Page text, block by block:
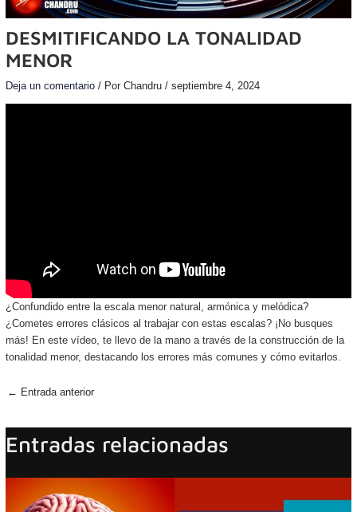
DESMITIFICANDO LA TONALIDAD
MENOR
Deja un comentario / Por Chandru / septiembre 4, 2024
¿Confundido entre la escala menor natural, armónica y melódica?
¿Cometes errores clásicos al trabajar con estas escalas? ¡No busques
más! En este vídeo, te llevo de la mano a través de la construcción de la
tonalidad menor, destacando los errores más comunes y cómo evitarlos.
← Entrada anterior
Entradas relacionadas